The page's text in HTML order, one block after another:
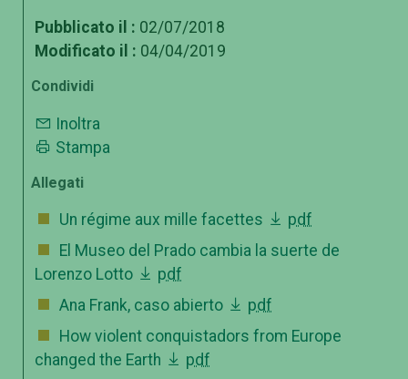
Pubblicato il : 02/07/2018
Modificato il : 04/04/2019
Condividi
Inoltra
Stampa
Allegati
Un régime aux mille facettes
pdf
El Museo del Prado cambia la suerte de
Lorenzo Lotto
pdf
Ana Frank, caso abierto
pdf
How violent conquistadors from Europe
changed the Earth
pdf